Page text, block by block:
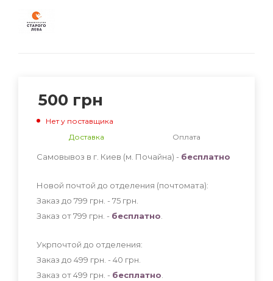
500 грн
Нет у поставщика
Доставка
Оплата
Самовывоз в г. Киев (м. Почайна) - бесплатно
Новой почтой до отделения (почтомата):
Заказ до 799 грн. - 75 грн
Заказ от 799 грн. - бесплатно
Укрпочтой до отделения:
Заказ до 499 грн. - 40 грн
Заказ от 499 грн. - бесплатно